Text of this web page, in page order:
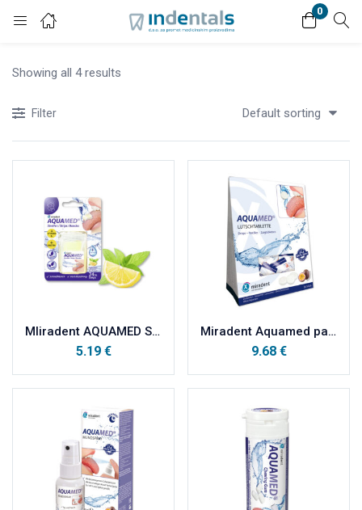
0
Login
Remember me Lost password?
Showing all 4 results
Filter Default sorting
MIiradent AQUAMED STRIPS a24
5.19 €
Miradent Aquamed pastile protiv suhoće usta 26kom
9.68 €